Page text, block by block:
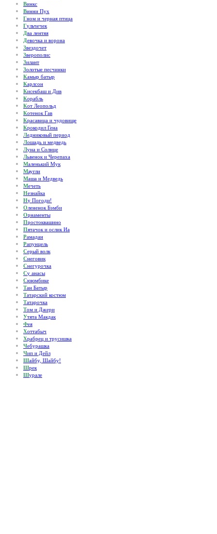
Винкс
Винни Пух
Гном и черная птица
Гульчечек
Два лентяя
Девочка и ворона
Звездочет
Зверополис
Зилант
Золотые песчинки
Камыр батыр
Карлсон
Кисекбаш и Див
Корабль
Кот Леопольд
Котенок Гав
Красавица и чудовище
Крокодил Гена
Ледниковый период
Лошадь и медведь
Луна и Солнце
Львенок и Черепаха
Маленький Мук
Маугли
Маша и Медведь
Мечеть
Незнайка
Ну Погоди!
Олененок Бэмби
Орнаменты
Простоквашино
Пятачок и ослик Иа
Рамадан
Рапунцель
Серый волк
Снеговик
Снегурочка
Су анасы
Сююмбике
Тан Батыр
Татарский костюм
Татарочка
Том и Джери
Утята Макдак
Фея
Хоттабыч
Храбрец и трусишка
Чебурашка
Чип и Дейл
Шайбу, Шайбу!
Шрек
Шурале